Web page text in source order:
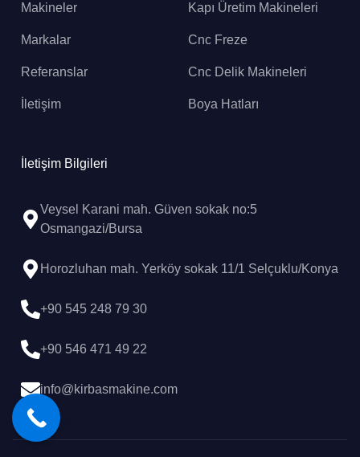
Makineler
Markalar
Referanslar
İletişim
Kapı Üretim Makineleri
Cnc Freze
Cnc Delik Makineleri
Boya Hatları
İletişim Bilgileri
Veysel Karani mah. Güven sokak no:5
Osmangazi/Bursa
Horozluhan mah. Yerköy sokak 11/1 Selçuklu/Konya
+90 545 248 79 30
+90 546 471 49 22
info@kirbasmakine.com